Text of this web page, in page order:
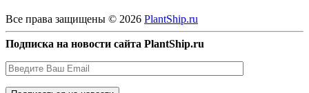
Все права защищены © 2026 PlantShip.ru
Подписка на новости сайта PlantShip.ru